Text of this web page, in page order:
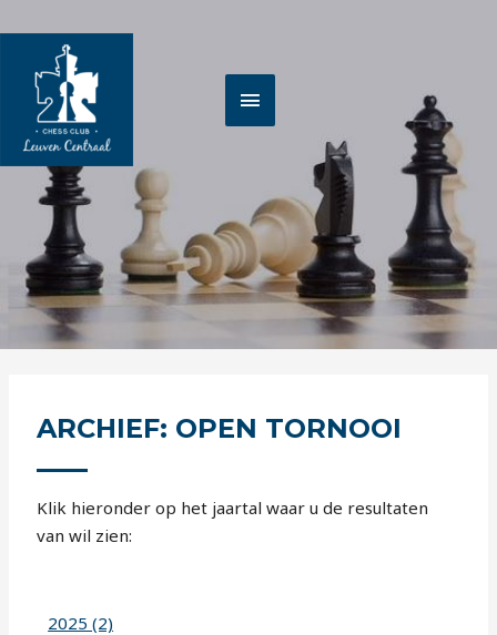
naar
inhoud
ARCHIEF: OPEN TORNOOI
Klik hieronder op het jaartal waar u de resultaten
van wil zien:
2025 (2)